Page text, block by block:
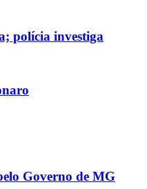
polícia investiga
Governo de MG